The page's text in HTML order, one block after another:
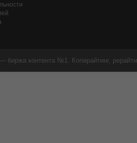
биржа контента №1. Копирайтинг,